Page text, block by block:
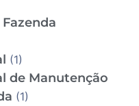
(1)
de Manutenção
(1)